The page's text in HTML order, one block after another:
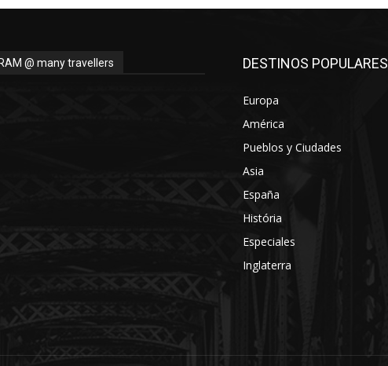
@ many travellers DESTINOS POPULARES
Europa
América
Pueblos y Ciudades
Asia
España
História
Especiales
Inglaterra